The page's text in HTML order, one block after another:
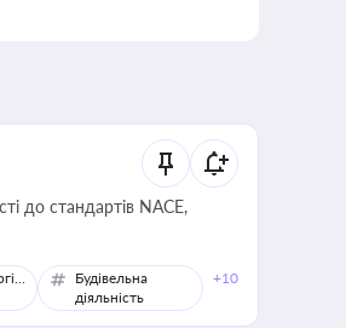
до стандартів NACE,
Торгівля
Будівельна
діяльність
+10